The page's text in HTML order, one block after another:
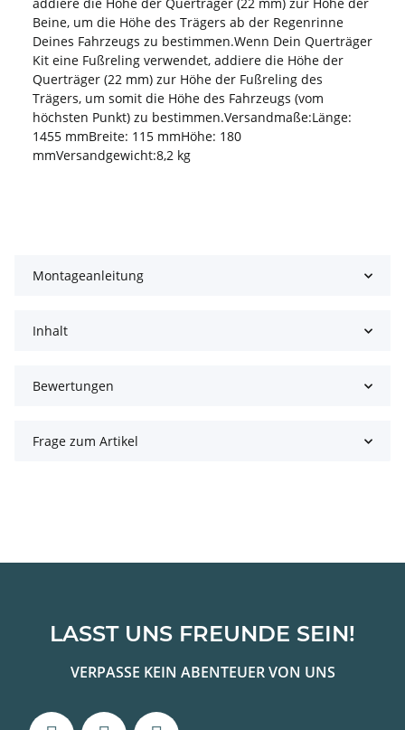
addiere die Höhe der Querträger (22 mm) zur Höhe der
Beine, um die Höhe des Trägers ab der Regenrinne
Deines Fahrzeugs zu bestimmen.Wenn Dein Querträger
Kit eine Fußreling verwendet, addiere die Höhe der
Querträger (22 mm) zur Höhe der Fußreling des
Trägers, um somit die Höhe des Fahrzeugs (vom
höchsten Punkt) zu bestimmen.Versandmaße:Länge:
1455 mmBreite: 115 mmHöhe: 180
mmVersandgewicht:8,2 kg
Montageanleitung
Inhalt
Bewertungen
Frage zum Artikel
LASST UNS FREUNDE SEIN!
VERPASSE KEIN ABENTEUER VON UNS